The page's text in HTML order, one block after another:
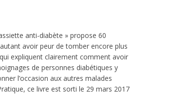
anti-diabète » propose 60
avoir peur de tomber encore plus
expliquent clairement comment avoir
de personnes diabétiques y
l’occasion aux autres malades
ce livre est sorti le 29 mars 2017